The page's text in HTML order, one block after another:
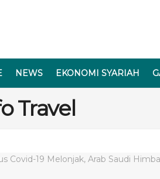
NEWS EKONOMI SYARIAH
Travel